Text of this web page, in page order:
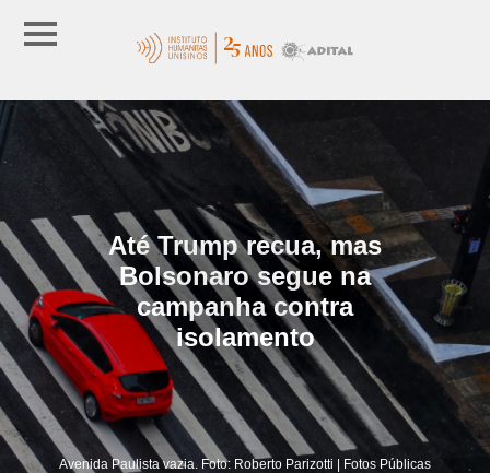
Até Trump recua, mas
Bolsonaro segue na
campanha contra
isolamento
Avenida Paulista vazia. Foto: Roberto Parizotti | Fotos Públicas